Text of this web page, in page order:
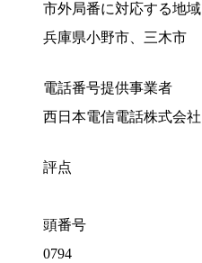
市外局番に対応する地域
兵庫県小野市、三木市
電話番号提供事業者
西日本電信電話株式会社
評点
頭番号
0794